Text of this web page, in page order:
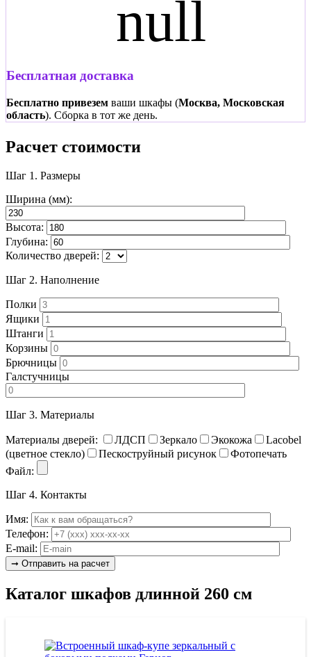
Бесплатная доставка
Бесплатно привезем ваши шкафы (Москва, Московская
область). Сборка в тот же день.
Расчет стоимости
Шаг 1. Размеры
Ширина (мм):
Высота:
Глубина:
Количество дверей:
Шаг 2. Наполнение
Полки
Ящики
Штанги
Корзины
Брючницы
Галстучницы
Шаг 3. Материалы
Материалы дверей: ЛДСП Зеркало Экокожа
Lacobel
(цветное стекло)
Пескоструйный рисунок
Фотопечать
Файл:
Шаг 4. Контакты
Имя:
Телефон:
E-mail:
Каталог шкафов длинной 260 см